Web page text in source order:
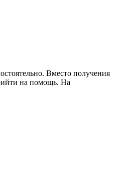
Вместо получения
на помощь. На